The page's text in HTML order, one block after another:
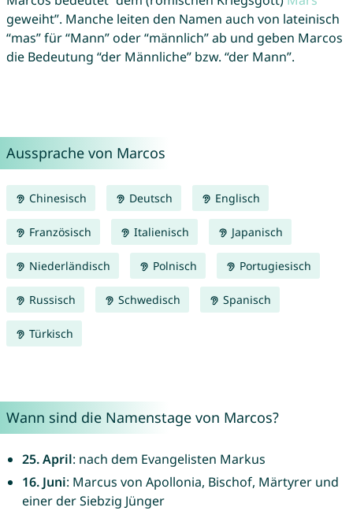
geweiht”. Manche leiten den Namen auch von lateinisch
“mas” für “Mann” oder “männlich” ab und geben Marcos
die Bedeutung “der Männliche” bzw. “der Mann”.
Aussprache von Marcos
Chinesisch Deutsch Englisch
Französisch Italienisch Japanisch
Niederländisch Polnisch Portugiesisch
Russisch Schwedisch Spanisch
Türkisch
Wann sind die Namenstage von Marcos?
25. April: nach dem Evangelisten Markus
16. Juni: Marcus von Apollonia, Bischof, Märtyrer und
einer der Siebzig Jünger